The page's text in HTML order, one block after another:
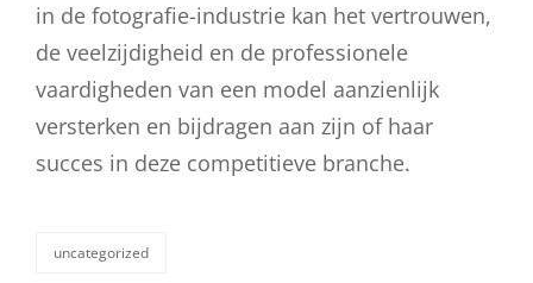
in de fotografie-industrie kan het vertrouwen,
de veelzijdigheid en de professionele
vaardigheden van een model aanzienlijk
versterken en bijdragen aan zijn of haar
succes in deze competitieve branche.
categorieën
uncategorized